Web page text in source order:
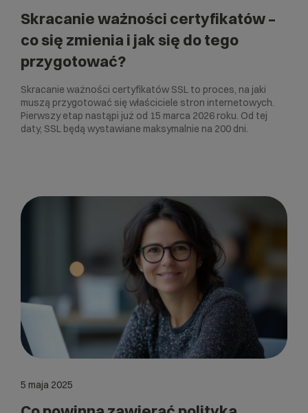
Skracanie ważności certyfikatów –
co się zmienia i jak się do tego
przygotować?
Skracanie ważności certyfikatów SSL to proces, na jaki
muszą przygotować się właściciele stron internetowych.
Pierwszy etap nastąpi już od 15 marca 2026 roku. Od tej
daty, SSL będą wystawiane maksymalnie na 200 dni.
5 maja 2025